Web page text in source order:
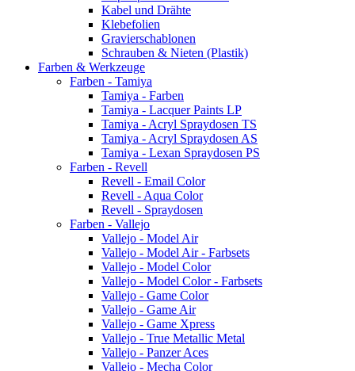
Kabel und Drähte
Klebefolien
Gravierschablonen
Schrauben & Nieten (Plastik)
Farben & Werkzeuge
Farben - Tamiya
Tamiya - Farben
Tamiya - Lacquer Paints LP
Tamiya - Acryl Spraydosen TS
Tamiya - Acryl Spraydosen AS
Tamiya - Lexan Spraydosen PS
Farben - Revell
Revell - Email Color
Revell - Aqua Color
Revell - Spraydosen
Farben - Vallejo
Vallejo - Model Air
Vallejo - Model Air - Farbsets
Vallejo - Model Color
Vallejo - Model Color - Farbsets
Vallejo - Game Color
Vallejo - Game Air
Vallejo - Game Xpress
Vallejo - True Metallic Metal
Vallejo - Panzer Aces
Vallejo - Mecha Color